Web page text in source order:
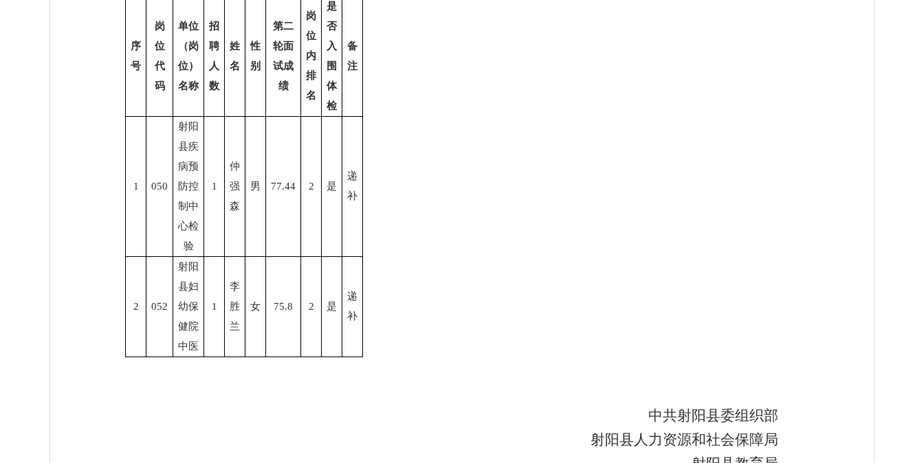
序
号
岗
位
代
码
单位
（岗
位）
名称
招
聘
人
数
姓
名
性
别
第二
轮面
试成
绩
岗
位
内
排
名
是
否
入
围
体
检
备
注
1 050
射阳
县疾
病预
防控
制中
心检
验
1
仲
强
森
男 77.44 2 是
递
补
2 052
射阳
县妇
幼保
健院
中医
1
李
胜
兰
女 75.8 2 是
递
补
中共射阳县委组织部
射阳县人力资源和社会保障局